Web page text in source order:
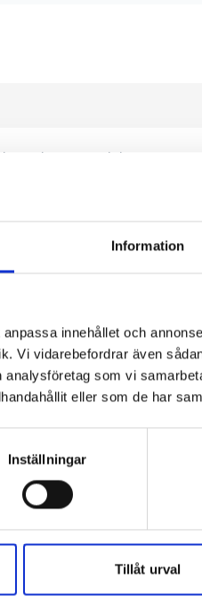
Information
innehållet och
Vi vidarebefordrar även
som vi
eller som de har
Inställningar
Tillåt urval
glasytor med den senaste
lyfts beslaget upp och dörren
samt underlättar öppning